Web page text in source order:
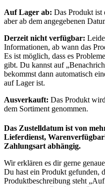
Auf Lager ab: Das Produkt ist
aber ab dem angegebenen
Derzeit nicht verfügbar:
Informationen, ab wann das
Es ist möglich, dass es
gibt. Du kannst auf
bekommst dann automatisch
auf Lager ist.
Ausverkauft: Das Produkt
dem Sortiment genommen.
Das Zustelldatum ist von
Lieferdienst,
Zahlungsart abhängig.
Wir erklären es dir gerne
Du hast ein Produkt gefunden,
Produktbeschreibung steht